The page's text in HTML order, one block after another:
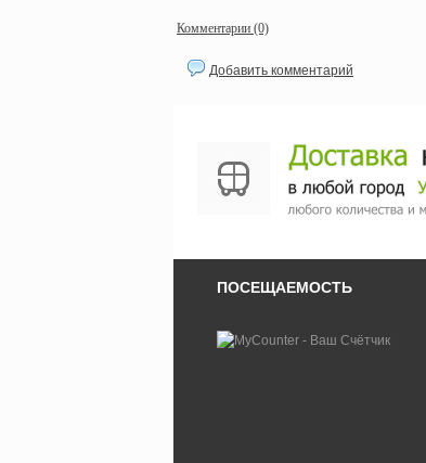
Комментарии (0)
Добавить комментарий
ПОСЕЩАЕМОСТЬ